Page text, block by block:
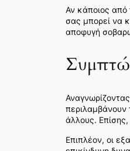
Αν κάποιος από
σας μπορεί να
αποφυγή
περιλαμβάνουν
άλλους. Επίσης,
Επιπλέον, οι